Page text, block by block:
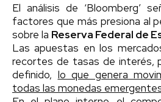
El análisis de ‘Bloomberg’
factores que más presiona al
sobre la Reserva Federal de
Las apuestas en los
recortes de tasas de interés,
definido, lo que genera
todas las monedas